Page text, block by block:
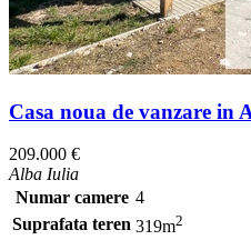
Casa noua de vanzare in
209.000 €
Alba Iulia
Numar camere 4
Suprafata teren 319m2